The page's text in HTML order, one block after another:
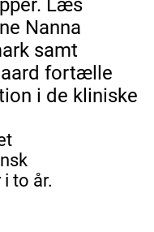
Læs
Nanna
samt
fortælle
i de kliniske
to år.